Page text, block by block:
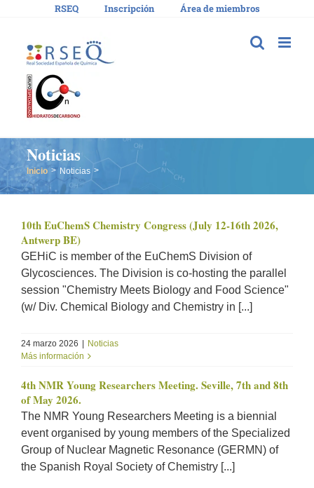
RSEQ Inscripción Área de miembros
Noticias
Inicio Noticias
10th EuChemS Chemistry Congress (July 12-16th 2026,
Antwerp BE)
GEHiC is member of the EuChemS Division of
Glycosciences. The Division is co-hosting the parallel
session "Chemistry Meets Biology and Food Science"
(w/ Div. Chemical Biology and Chemistry in [...]
24 marzo 2026
Noticias
Más información
4th NMR Young Researchers Meeting. Seville, 7th and 8th
of May 2026.
The NMR Young Researchers Meeting is a biennial
event organised by young members of the Specialized
Group of Nuclear Magnetic Resonance (GERMN) of
the Spanish Royal Society of Chemistry [...]